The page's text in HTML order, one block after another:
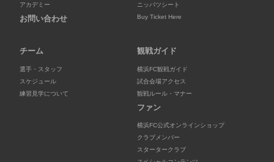
アカデミー
お問い合わせ
ニッパツシート
Buy Ticket Here
チーム
選手・スタッフ
スケジュール
練習見学について
観戦ガイド
横浜FC観戦ガイド
試合会場アクセス
観戦ルール・マナー
ファン
横浜FC公式オンラインショップ
クラブメンバー
スタータークラブ